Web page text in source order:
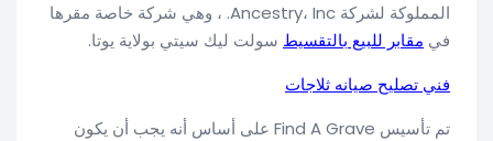
المملوكة لشركة Ancestry، Inc. ، وهي شركة خاصة مقرها
في مقابر للبيع بالتقسيط سولت ليك سيتي بولاية يوتا.
فني تصليح صيانه ثلاجات
تم تأسيس Find A Grave على أساس أنه يجب أن يكون